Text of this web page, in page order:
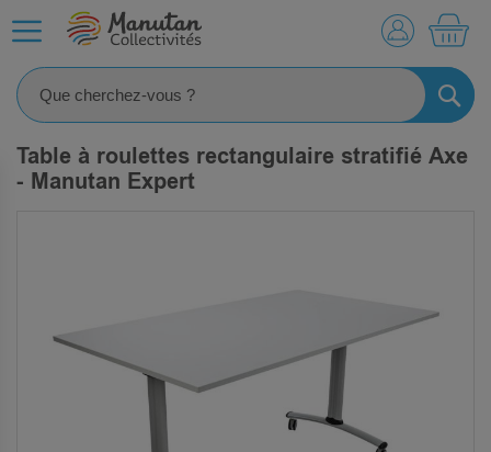
Table à roulettes rectangulaire stratifié Axe
- Manutan Expert
IMAGES